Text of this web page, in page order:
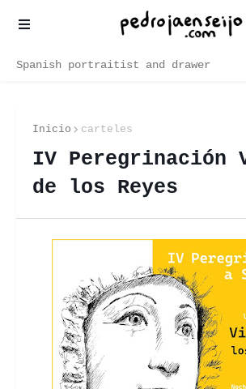
Spanish portraitist and drawer
Inicio carteles
IV Peregrinación
de los Reyes